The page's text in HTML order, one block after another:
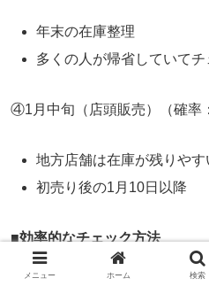
年末の在庫整理
多くの人が帰省していて
④1月中旬（店頭販売）（確率
地方店舗は在庫が残りやす
初売り後の1月10日以降
■効率的なチェック方法
メニュー ホーム 検索